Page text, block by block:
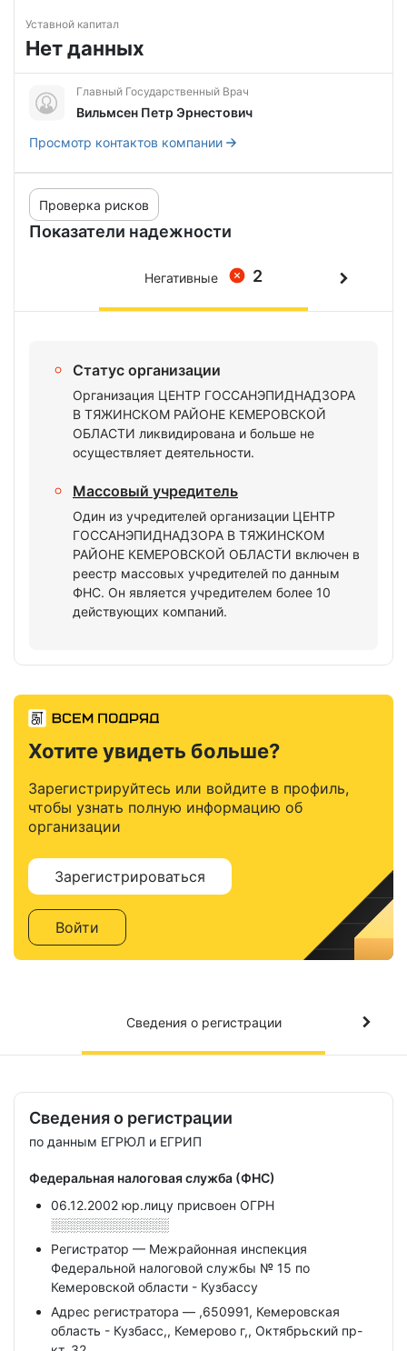
Уставной капитал
Нет данных
Главный Государственный Врач
Вильмсен Петр Эрнестович
Просмотр контактов компании
Показатели надежности
Проверка рисков
2
Негативные
Статус организации
Организация ЦЕНТР ГОССАНЭПИДНАДЗОРА
В ТЯЖИНСКОМ РАЙОНЕ КЕМЕРОВСКОЙ
ОБЛАСТИ ликвидирована и больше не
осуществляет деятельности.
Массовый учредитель
Один из учредителей организации ЦЕНТР
ГОССАНЭПИДНАДЗОРА В ТЯЖИНСКОМ
РАЙОНЕ КЕМЕРОВСКОЙ ОБЛАСТИ включен в
реестр массовых учредителей по данным
ФНС. Он является учредителем более 10
действующих компаний.
Хотите увидеть больше?
Зарегистрируйтесь или войдите в профиль,
чтобы узнать полную информацию об
организации
Зарегистрироваться
Войти
Сведения о регистрации
Сведения о регистрации
по данным ЕГРЮЛ и ЕГРИП
Федеральная налоговая служба (ФНС)
06.12.2002 юр.лицу присвоен ОГРН
░░░░░░░░░░░░░
Регистратор — Межрайонная инспекция
Федеральной налоговой службы № 15 по
Кемеровской области - Кузбассу
Адрес регистратора — ,650991, Кемеровская
область - Кузбасс,, Кемерово г,, Октябрьский пр-